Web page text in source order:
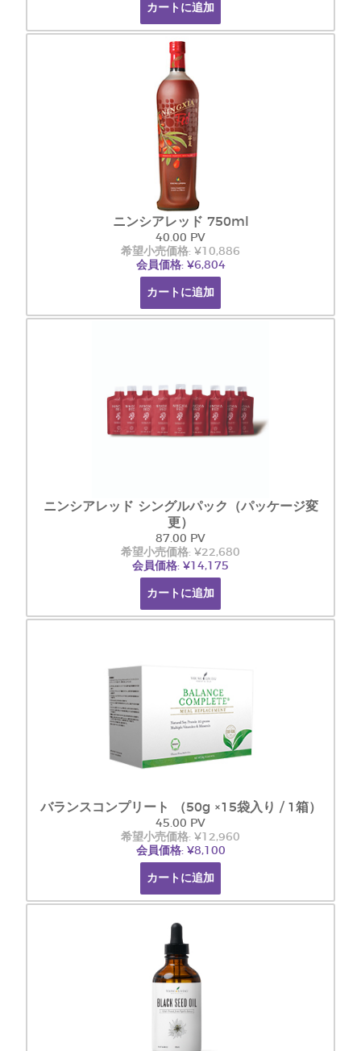
カートに追加
ニンシアレッド 750ml
40.00 PV
希望小売価格: ¥10,886
会員価格: ¥6,804
カートに追加
ニンシアレッド シングルパック（パッケージ変
更）
87.00 PV
希望小売価格: ¥22,680
会員価格: ¥14,175
カートに追加
バランスコンプリート （50g ×15袋入り / 1箱）
45.00 PV
希望小売価格: ¥12,960
会員価格: ¥8,100
カートに追加